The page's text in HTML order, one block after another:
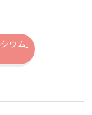
ウム」